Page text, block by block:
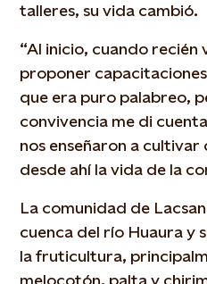
talleres, su vida cambió.
“Al inicio, cuando recién
proponer
que era puro palabreo,
convivencia me di
nos enseñaron a
desde ahí la vida de la
La comunidad de
cuenca del río Huaura y
la fruticultura,
melocotón, palta y